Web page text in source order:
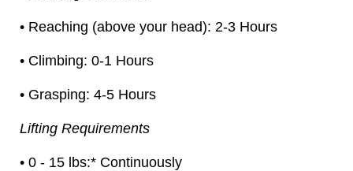
• Reaching (above your head): 2-3 Hours
• Climbing: 0-1 Hours
• Grasping: 4-5 Hours
Lifting Requirements
• 0 - 15 lbs:* Continuously